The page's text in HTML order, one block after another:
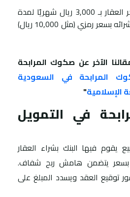
15 عامًا، مع خيار شرائه بسعر رمزي (مثل 10,000 ريال)
الآخر عن صكوك المرابحة
المرابحة في السعودية
الإسلامية"
في التمويل
يقوم فيها البنك بشراء العقار
بسعر يتضمن هامش ربح شفاف.
توقيع العقد ويسدد المبلغ على